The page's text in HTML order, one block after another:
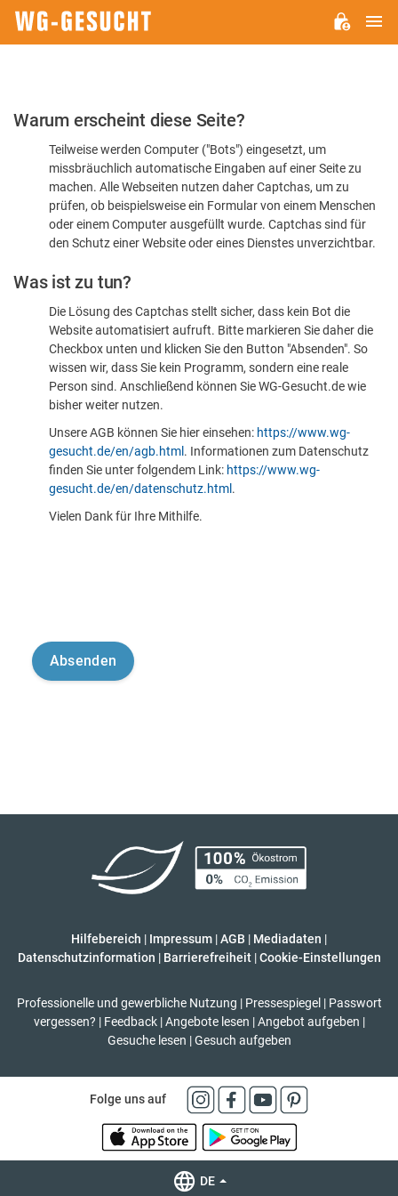
Bitte
dass
sind
Warum erscheint diese Seite?
Teilweise werden Computer ("Bots") eingesetzt, um
missbräuchlich automatische Eingaben auf einer Seite zu
machen. Alle Webseiten nutzen daher Captchas, um zu
prüfen, ob beispielsweise ein Formular von einem Menschen
oder einem Computer ausgefüllt wurde. Captchas sind für
den Schutz einer Website oder eines Dienstes unverzichtbar.
Was ist zu tun?
Die Lösung des Captchas stellt sicher, dass kein Bot die
Website automatisiert aufruft. Bitte markieren Sie daher die
Checkbox unten und klicken Sie den Button "Absenden". So
wissen wir, dass Sie kein Programm, sondern eine reale
Person sind. Anschließend können Sie WG-Gesucht.de wie
bisher weiter nutzen.
Unsere AGB können Sie hier einsehen: https://www.wg-
gesucht.de/en/agb.html . Informationen zum Datenschutz
finden Sie unter folgendem Link: https://www.wg-
gesucht.de/en/datenschutz.html .
Vielen Dank für Ihre Mithilfe.
Hilfebereich | Impressum |AGB | Mediadaten |
Datenschutzinformation | Barrierefreiheit | Cookie-Einstellungen
Professionelle und gewerbliche Nutzung | Pressespiegel | Passwort
vergessen? | Feedback | Angebote lesen | Angebot aufgeben |
Gesuche lesen | Gesuch aufgeben
Folge uns auf
DE